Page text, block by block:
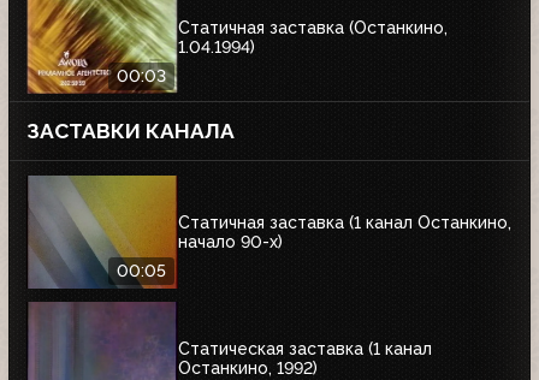
00:03
Статичная заставка (Останкино,
1.04.1994)
ЗАСТАВКИ КАНАЛА
00:05
Статичная заставка (1 канал Останкино,
начало 90-х)
Статическая заставка (1 канал
Останкино, 1992)